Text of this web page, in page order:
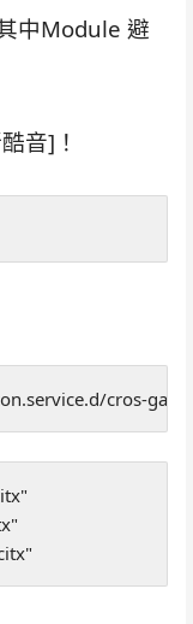
中Module 避
音]！
cros-